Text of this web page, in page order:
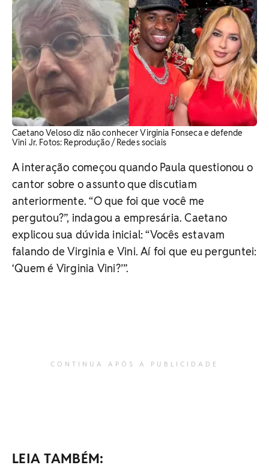
Caetano Veloso diz não conhecer Virginia Fonseca e defende
Vini Jr. Fotos: Reprodução / Redes sociais
A interação começou quando Paula questionou o
cantor sobre o assunto que discutiam
anteriormente. “O que foi que você me
pergutou?”, indagou a empresária. Caetano
explicou sua dúvida inicial: “Vocês estavam
falando de Virginia e Vini. Aí foi que eu perguntei:
‘Quem é Virginia Vini?’”.
CONTINUA APÓS A PUBLICIDADE
LEIA TAMBÉM: